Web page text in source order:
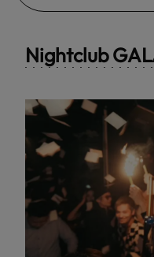
Nightclub